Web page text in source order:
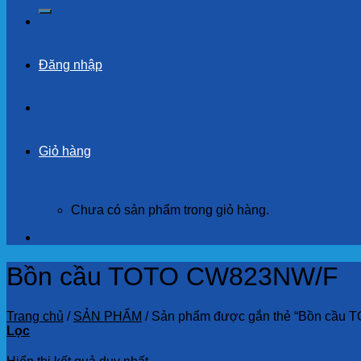
kiếm:
Đăng nhập
Giỏ hàng
Chưa có sản phẩm trong giỏ hàng.
Bồn cầu TOTO CW823NW/F
Trang chủ / SẢN PHẨM /Sản phẩm được gắn thẻ “Bồn cầu
Lọc